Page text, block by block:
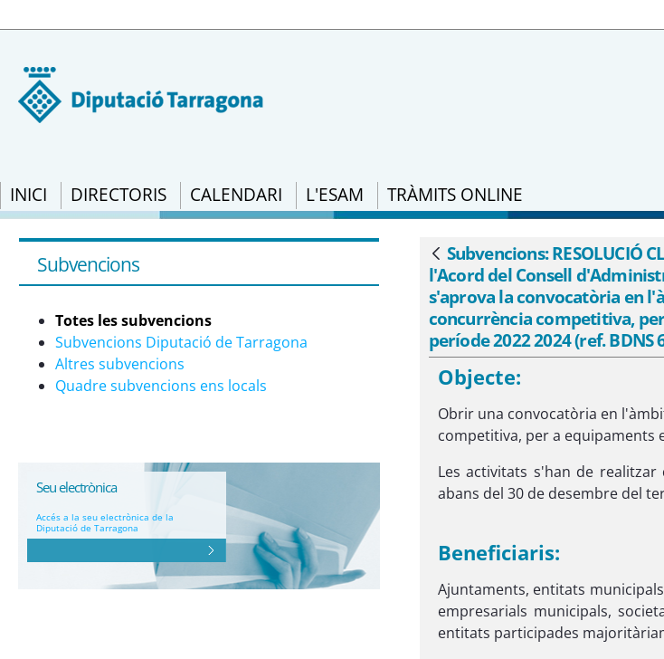
INICI DIRECTORIS CALENDARI L'ESAM TRÀMITS ONLINE
Subvencions: RESOLUCIÓ CLT/2704/2022, de 6 de setembre, per
d&#39;Administració de l&#39;Oficina de Suport a la Iniciativa
l&#39;àmbit de les arts per a la concessió de subvencions en
escènics i musicals locals multifuncionals per al període 2022 2024
Subvencions
Totes les subvencions
Subvencions Diputació de Tarragona
Altres subvencions
Quadre subvencions ens locals
Seu electrònica
Accés a la seu electrònica de la
Diputació de Tarragona
Vés enrere
Subvencions: RESOLUCIÓ
l'Acord del Consell
s'aprova la convocatòria en
concurrència competitiva,
període 2022 2024 (ref. BDNS
Objecte:
Obrir una convocatòria en
competitiva, per a equipaments
Les activitats s'han de
abans del 30 de desembre del
Beneficiaris:
Ajuntaments, entitats
empresarials municipals,
entitats participades